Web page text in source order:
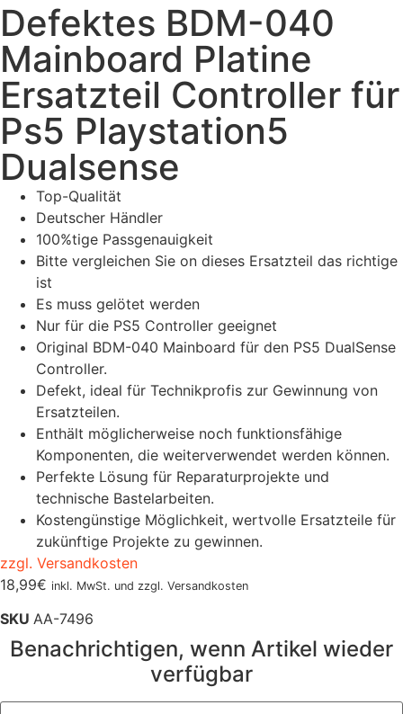
Defektes BDM-040
Mainboard Platine
Ersatzteil Controller für
Ps5 Playstation5
Dualsense
Top-Qualität
Deutscher Händler
100%tige Passgenauigkeit
Bitte vergleichen Sie on dieses Ersatzteil das richtige
ist
Es muss gelötet werden
Nur für die PS5 Controller geeignet
Original BDM-040 Mainboard für den PS5 DualSense
Controller.
Defekt, ideal für Technikprofis zur Gewinnung von
Ersatzteilen.
Enthält möglicherweise noch funktionsfähige
Komponenten, die weiterverwendet werden können.
Perfekte Lösung für Reparaturprojekte und
technische Bastelarbeiten.
Kostengünstige Möglichkeit, wertvolle Ersatzteile für
zukünftige Projekte zu gewinnen.
zzgl. Versandkosten
18,99€ inkl. MwSt. und zzgl. Versandkosten
SKU AA-7496
Benachrichtigen, wenn Artikel wieder
verfügbar